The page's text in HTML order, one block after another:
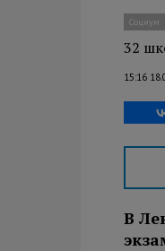
Социум
32
15:16
В